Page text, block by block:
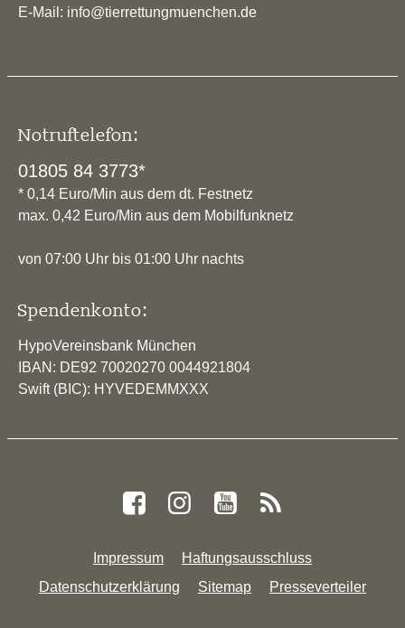
E-Mail: info@tierrettungmuenchen.de
Notruftelefon:
01805 84 3773*
* 0,14 Euro/Min aus dem dt. Festnetz
max. 0,42 Euro/Min aus dem Mobilfunknetz
von 07:00 Uhr bis 01:00 Uhr nachts
Spendenkonto:
HypoVereinsbank München
IBAN: DE92 70020270 0044921804
Swift (BIC): HYVEDEMMXXX
Impressum
Haftungsausschluss
Datenschutzerklärung
Sitemap Presseverteiler